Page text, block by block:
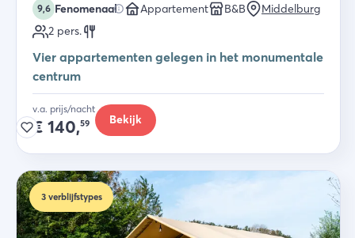
9,6 Fenomenaal Appartement B&B
Middelburg
2 pers.
Vier appartementen gelegen in het monumentale
centrum
v.a. prijs/nacht
€ 140,59 Bekijk
3 verblijfstypes